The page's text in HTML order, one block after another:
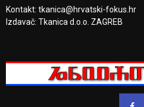
Kontakt: tkanica@hrvatski-fokus.hr
Izdavač: Tkanica d.o.o. ZAGREB